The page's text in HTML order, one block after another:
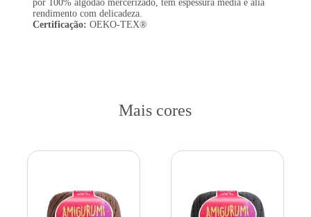
por 100% algodão mercerizado, tem espessura média e alia
rendimento com delicadeza.
Certificação: OEKO-TEX®
Mais cores